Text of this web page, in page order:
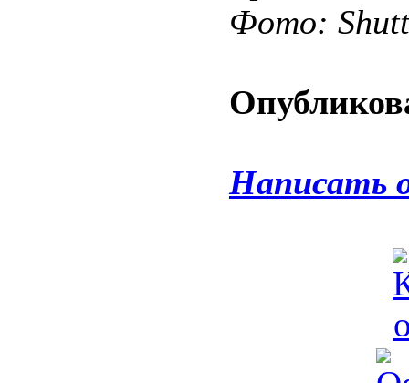
Фото:
Написать